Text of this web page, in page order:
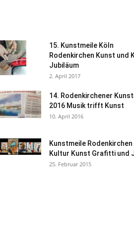
15. Kunstmeile Köln
Rodenkirchen Kunst und
Jubiläum
2. April 2017
14. Rodenkirchener
2016 Musik trifft Kunst
10. April 2016
Kunstmeile Rodenkirchen
Kultur Kunst Grafitti und
25. Februar 2015